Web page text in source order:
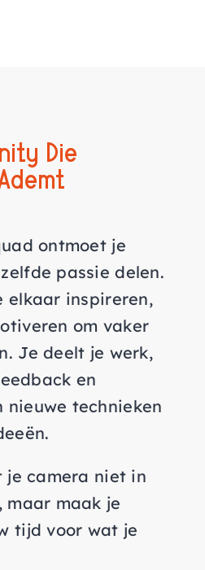
Die
ontmoet je
passie delen.
elkaar inspireren,
om vaker
Je deelt je werk,
en
nieuwe technieken
camera niet in
maar maak je
tijd voor wat je